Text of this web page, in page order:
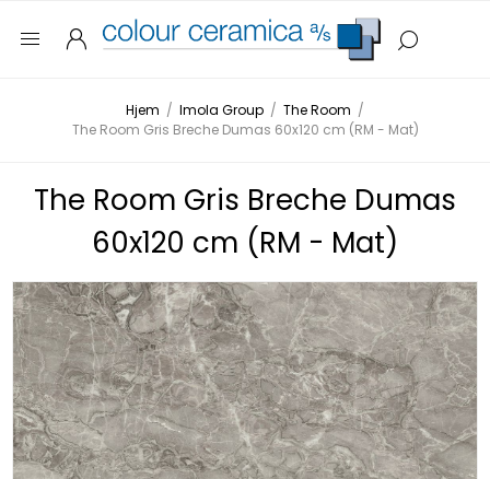
Hjem / Imola Group / The Room /
The Room Gris Breche Dumas 60x120 cm (RM - Mat)
The Room Gris Breche Dumas
60x120 cm (RM - Mat)